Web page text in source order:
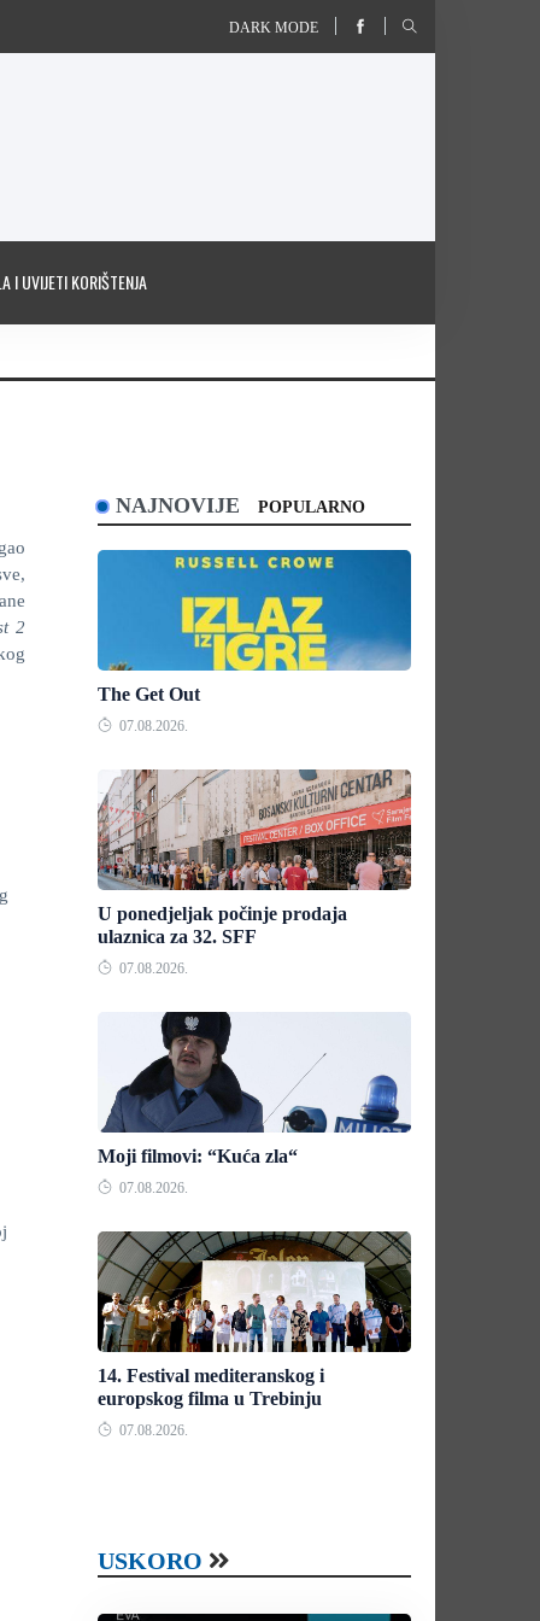
DARK MODE
I UVIJETI KORIŠTENJA
2
NAJNOVIJE POPULARNO
The Get Out
07.08.2026.
U ponedjeljak počinje prodaja
ulaznica za 32. SFF
07.08.2026.
Moji filmovi: “Kuća zla“
07.08.2026.
14. Festival mediteranskog i
europskog filma u Trebinju
07.08.2026.
USKORO